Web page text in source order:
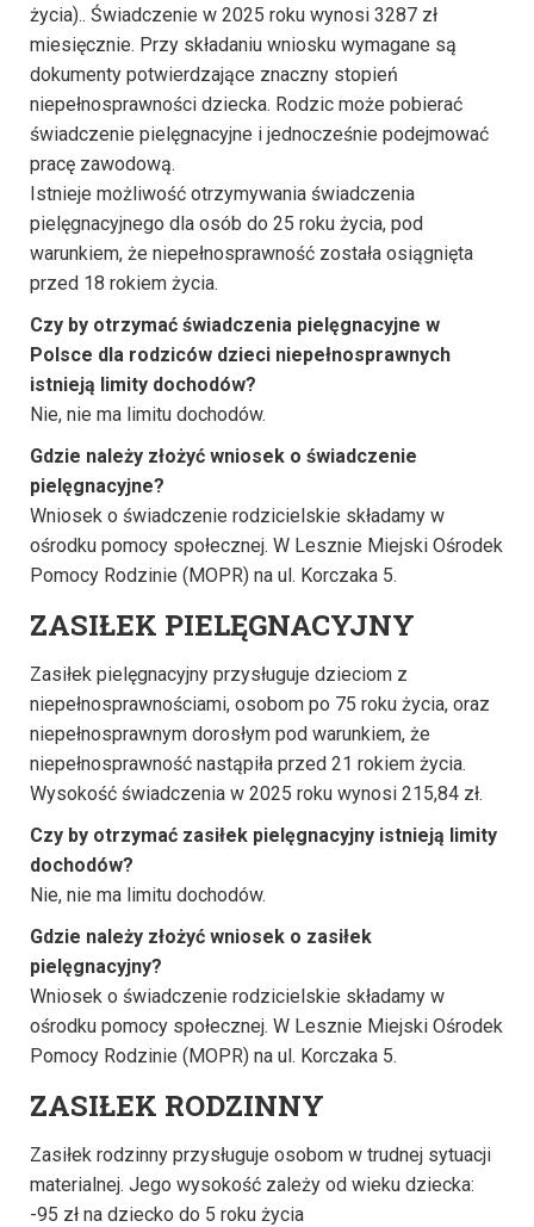
życia).. Świadczenie w 2025 roku wynosi 3287 zł
miesięcznie. Przy składaniu wniosku wymagane są
dokumenty potwierdzające znaczny stopień
niepełnosprawności dziecka. Rodzic może pobierać
świadczenie pielęgnacyjne i jednocześnie podejmować
pracę zawodową.
Istnieje możliwość otrzymywania świadczenia
pielęgnacyjnego dla osób do 25 roku życia, pod
warunkiem, że niepełnosprawność została osiągnięta
przed 18 rokiem życia.
Czy by otrzymać świadczenia pielęgnacyjne w
Polsce dla rodziców dzieci niepełnosprawnych
istnieją limity dochodów?
Nie, nie ma limitu dochodów.
Gdzie należy złożyć wniosek o świadczenie
pielęgnacyjne?
Wniosek o świadczenie rodzicielskie składamy w
ośrodku pomocy społecznej. W Lesznie Miejski Ośrodek
Pomocy Rodzinie (MOPR) na ul. Korczaka 5.
ZASIŁEK PIELĘGNACYJNY
Zasiłek pielęgnacyjny przysługuje dzieciom z
niepełnosprawnościami, osobom po 75 roku życia, oraz
niepełnosprawnym dorosłym pod warunkiem, że
niepełnosprawność nastąpiła przed 21 rokiem życia.
Wysokość świadczenia w 2025 roku wynosi 215,84 zł.
Czy by otrzymać zasiłek pielęgnacyjny istnieją limity
dochodów?
Nie, nie ma limitu dochodów.
Gdzie należy złożyć wniosek o zasiłek
pielęgnacyjny?
Wniosek o świadczenie rodzicielskie składamy w
ośrodku pomocy społecznej. W Lesznie Miejski Ośrodek
Pomocy Rodzinie (MOPR) na ul. Korczaka 5.
ZASIŁEK RODZINNY
Zasiłek rodzinny przysługuje osobom w trudnej sytuacji
materialnej. Jego wysokość zależy od wieku dziecka:
-95 zł na dziecko do 5 roku życia